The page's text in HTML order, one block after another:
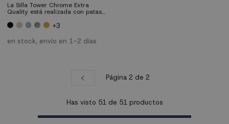
La Silla Tower Chrome Extra
Quality está realizada con patas
de metal cromado realizadas con
varillas entrelazadas imitando la
y asiento ergonómico adaptable
a en calidad Polipropileno muy
+3
en stock, envío en 1-2 días
Página 2 de 2
Has visto 51de 51productos